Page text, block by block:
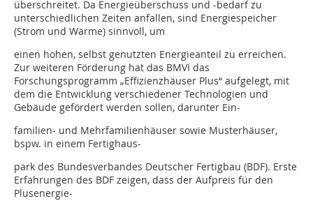
überschreitet. Da Energieüberschuss und -bedarf zu
unterschiedlichen Zeiten anfallen, sind Energiespeicher
(Strom und Wärme) sinnvoll, um
einen hohen, selbst genutzten Energieanteil zu erreichen.
Zur weiteren Förderung hat das BMVI das
Forschungsprogramm „Effizienzhäuser Plus“ aufgelegt, mit
dem die Entwicklung verschiedener Technologien und
Gebäude gefördert werden sollen, darunter Ein-
familien- und Mehrfamilienhäuser sowie Musterhäuser,
bspw. in einem Fertighaus-
park des Bundesverbandes Deutscher Fertigbau (BDF). Erste
Erfahrungen des BDF zeigen, dass der Aufpreis für den
Plusenergie-